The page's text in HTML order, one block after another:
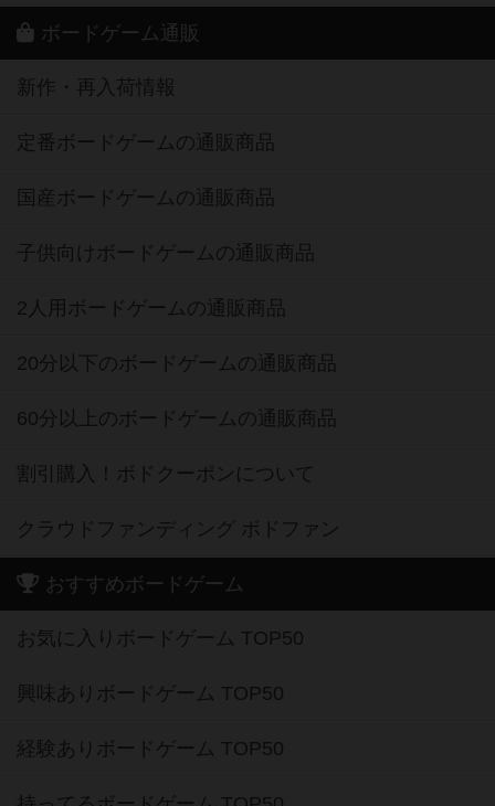
ボードゲーム通販
新作・再入荷情報
定番ボードゲームの通販商品
国産ボードゲームの通販商品
子供向けボードゲームの通販商品
2人用ボードゲームの通販商品
20分以下のボードゲームの通販商品
60分以上のボードゲームの通販商品
割引購入！ボドクーポンについて
クラウドファンディング ボドファン
おすすめボードゲーム
お気に入りボードゲーム TOP50
興味ありボードゲーム TOP50
経験ありボードゲーム TOP50